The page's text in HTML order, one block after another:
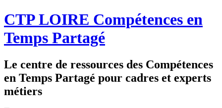
CTP LOIRE Compétences en
Temps Partagé
Le centre de ressources des Compétences
en Temps Partagé pour cadres et experts
métiers